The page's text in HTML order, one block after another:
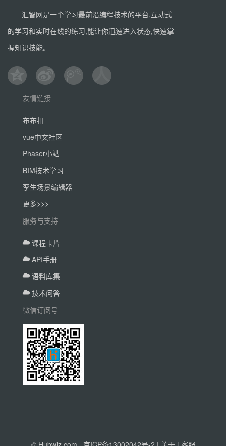
汇智网是一个学习最前沿编程技术的平台,互动式
的学习和实时在线的练习,能让你迅速进入状态,快速掌
握知识技能。
友情链接
布布扣
vue中文社区
Phaser小站
BIM技术学习
孪生场景编辑器
更多>>>
服务与支持
课程卡片
API手册
语料库集
技术问答
微信订阅号